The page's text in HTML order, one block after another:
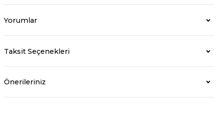
Yorumlar
Taksit Seçenekleri
Önerileriniz